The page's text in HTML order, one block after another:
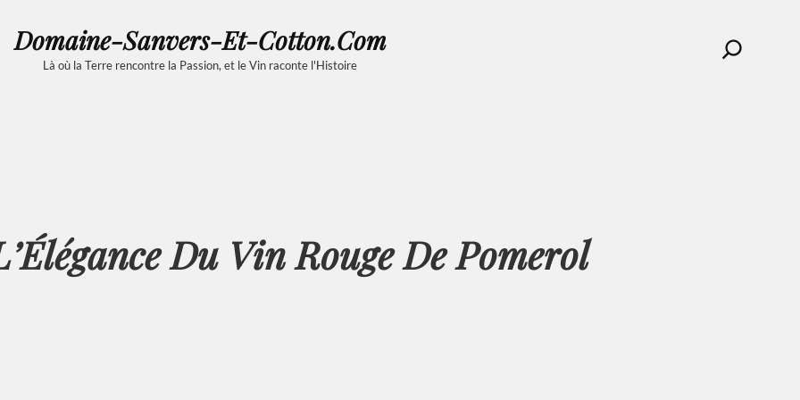
Domaine-Sanvers-Et-Cotton.com
Là où la Terre rencontre la Passion, et le Vin raconte l'Histoire
Search
Du Vin Rouge De Pomerol